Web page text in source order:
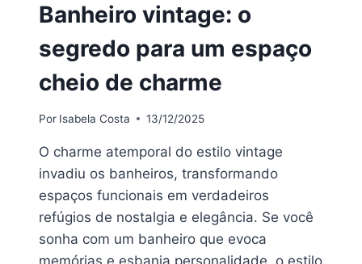
Banheiro vintage: o
segredo para um espaço
cheio de charme
Por Isabela Costa 13/12/2025
O charme atemporal do estilo vintage
invadiu os banheiros, transformando
espaços funcionais em verdadeiros
refúgios de nostalgia e elegância. Se você
sonha com um banheiro que evoca
memórias e esbanja personalidade, o estilo